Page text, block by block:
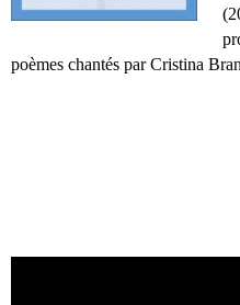
poèmes chantés par Cristina